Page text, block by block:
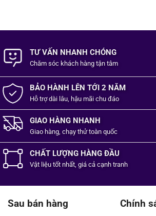
TƯ VẤN NHANH CHÓNG
Chăm sóc khách hàng tận tâm
BẢO HÀNH LÊN TỚI 2 NĂM
Hỗ trợ dài lâu, hậu mãi chu đáo
GIAO HÀNG NHANH
Giao hàng, chạy thử toàn quốc
CHẤT LƯỢNG HÀNG ĐẦU
Vật liệu tốtnhất, giá cả cạnh tranh
Sau bán hàng Chính